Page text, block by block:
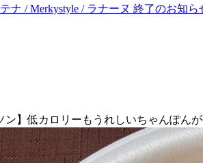
テナ / Merkystyle / ラナーヌ 終了のお知ら
】低カロリーもうれしいちゃんぽんが